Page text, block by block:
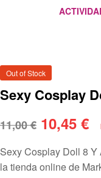
Out of Stock
Sexy Cosplay
11,00€ 10,45 €
Sexy Cosplay Doll 8
la tienda online de